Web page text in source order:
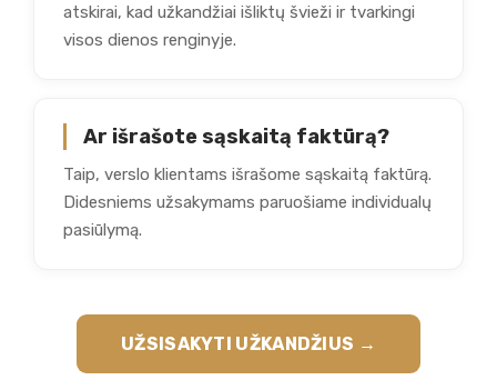
atskirai, kad užkandžiai išliktų švieži ir tvarkingi
visos dienos renginyje.
Ar išrašote sąskaitą faktūrą?
Taip, verslo klientams išrašome sąskaitą faktūrą.
Didesniems užsakymams paruošiame individualų
pasiūlymą.
UŽSISAKYTI UŽKANDŽIUS →